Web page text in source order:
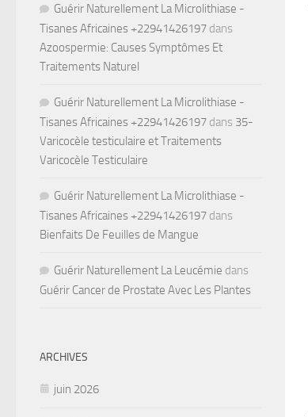
Guérir Naturellement La Microlithiase -
Tisanes Africaines +22941426197 dans
Azoospermie: Causes Symptômes Et
Traitements Naturel
Guérir Naturellement La Microlithiase -
Tisanes Africaines +22941426197 dans 35-
Varicocèle testiculaire et Traitements
Varicocèle Testiculaire
Guérir Naturellement La Microlithiase -
Tisanes Africaines +22941426197 dans
Bienfaits De Feuilles de Mangue
Guérir Naturellement La Leucémie dans
Guérir Cancer de Prostate Avec Les Plantes
ARCHIVES
juin 2026